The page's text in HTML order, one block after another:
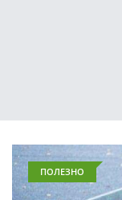
ПОЛЕЗНО